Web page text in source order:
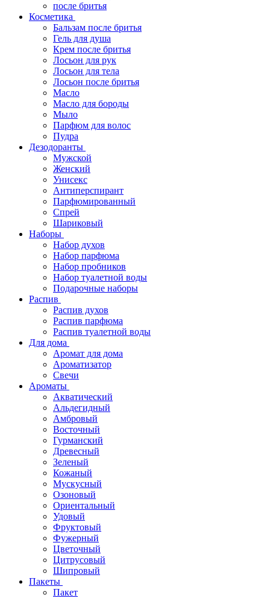
после бритья
Косметика
Бальзам после бритья
Гель для душа
Крем после бритья
Лосьон для рук
Лосьон для тела
Лосьон после бритья
Масло
Масло для бороды
Мыло
Парфюм для волос
Пудра
Дезодоранты
Мужской
Женский
Унисекс
Антиперспирант
Парфюмированный
Спрей
Шариковый
Наборы
Набор духов
Набор парфюма
Набор пробников
Набор туалетной воды
Подарочные наборы
Распив
Распив духов
Распив парфюма
Распив туалетной воды
Для дома
Аромат для дома
Ароматизатор
Свечи
Ароматы
Акватический
Альдегидный
Амбровый
Восточный
Гурманский
Древесный
Зеленый
Кожаный
Мускусный
Озоновый
Ориентальный
Удовый
Фруктовый
Фужерный
Цветочный
Цитрусовый
Шипровый
Пакеты
Пакет